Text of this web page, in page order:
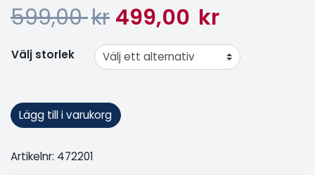
599,00kr 499,00 kr
Välj storlek
Lägg till i varukorg
Artikelnr: 472201